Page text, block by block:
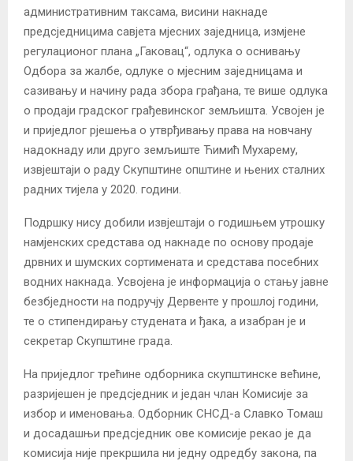
административним таксама, висини накнаде
предсједницима савјета мјесних заједница, измјене
регулационог плана „Гаковац“, одлука о оснивању
Одбора за жалбе, одлуке о мјесним заједницама и
сазивању и начину рада збора грађана, те више одлука
о продаји градског грађевинског земљишта. Усвојен је
и приједлог рјешења о утврђивању права на новчану
надокнаду или друго земљиште Ћимић Мухарему,
извјештаји о раду Скупштине општине и њених сталних
радних тијела у 2020. години.
Подршку нису добили извјештаји о годишњем утрошку
намјенских средстава од накнаде по основу продаје
дрвних и шумских сортимената и средстава посебних
водних накнада. Усвојена је информација о стању јавне
безбједности на подручју Дервенте у прошлој години,
те о стипендирању студената и ђака, а изабран је и
секретар Скупштине града.
На приједлог трећине одборника скупштинске већине,
разријешен је предсједник и један члан Комисије за
избор и именовања. Одборник СНСД-а Славко Томаш
и досадашњи предсједник ове комисије рекао је да
комисија није прекршила ни једну одредбу закона, па